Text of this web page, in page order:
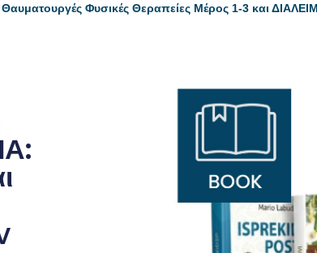
Φυσικές Θεραπείες Μέρος 1-3 και